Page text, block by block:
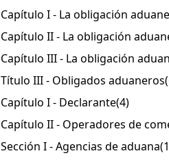
Capítulo I - La obligación
Capítulo II - La obligación
Capítulo III - La obligación
Título III - Obligados aduaneros
Capítulo I - Declarante(4)
Capítulo II - Operadores de
Sección I - Agencias de aduana